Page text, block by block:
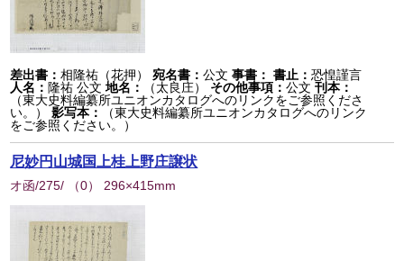
差出書：相隆祐（花押） 宛名書：公文 事書： 書止：恐惶謹言
人名： 隆祐 公文 地名： （太良庄） その他事項：公文刊本：
（東大史料編纂所ユニオンカタログへのリンクをご参照くださ
い。）
影写本：
（東大史料編纂所ユニオンカタログへのリンク
をご参照ください。）
尼妙円山城国上桂上野庄譲状
オ函/275/ （0） 296×415mm